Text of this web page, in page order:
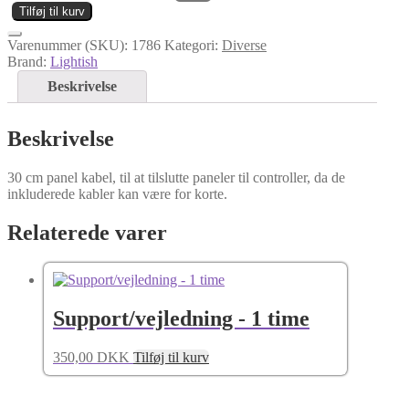
Tilføj til kurv
Varenummer (SKU): 1786 Kategori: Diverse
Brand: Lightish
Beskrivelse
Beskrivelse
30 cm panel kabel, til at tilslutte paneler til controller, da de
inkluderede kabler kan være for korte.
Relaterede varer
Support/vejledning - 1 time
350,00 DKK Tilføj til kurv